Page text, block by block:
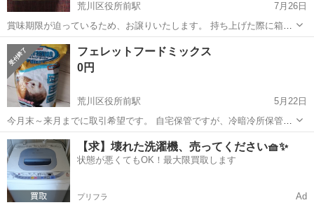
荒川区役所前駅
7月26日
賞味期限が迫っているため、お譲りいたします。 持ち上げた際に箱が
破れてしまいましたが、中身はもちろん未開封です。
東京 荒川区 荒川区役所前駅 食品
フェレットフードミックス
0円
荒川区役所前駅
5月22日
今月末～来月までに取引希望です。 自宅保管ですが、冷暗冷所保管し
てあります。あくまでも自宅保管ということをご理解いただける方よ
ろしくお願い致します。又、ノーリターンノークレームでお願いいた
します。 できるだけ早くとりにきて...
東京 荒川区 荒川区役所前駅 食品
【求】壊れた洗濯機、売ってください🧺✨
状態が悪くてもOK！最大限買取します
プリフラ Ad